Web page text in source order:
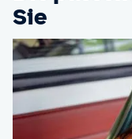
Sie